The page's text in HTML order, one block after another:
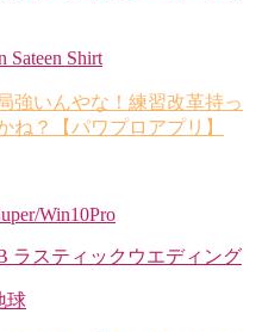
Shirt
強いんやな！練習改革持っ
ね？【パワプロアプリ】
Win10Pro
ラスティックウエディング
球